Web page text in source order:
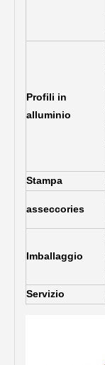
Profili in
alluminio
Stampa
asseccories
Imballaggio
Servizio